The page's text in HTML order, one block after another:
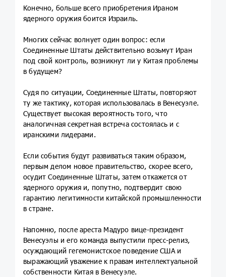
Конечно, больше всего приобретения Ираном
ядерного оружия боится Израиль.
Многих сейчас волнует один вопрос: если
Соединенные Штаты действительно возьмут Иран
под свой контроль, возникнут ли у Китая проблемы
в будущем?
Судя по ситуации, Соединенные Штаты, повторяют
ту же тактику, которая использовалась в Венесуэле.
Существует высокая вероятность того, что
аналогичная секретная встреча состоялась и с
иранскими лидерами.
Если события будут развиваться таким образом,
первым делом новое правительство, скорее всего,
осудит Соединенные Штаты, затем откажется от
ядерного оружия и, попутно, подтвердит свою
гарантию легитимности китайской промышленности
в стране.
Напомню, после ареста Мадуро вице-президент
Венесуэлы и его команда выпустили пресс-релиз,
осуждающий гегемонистское поведение США и
выражающий уважение к правам интеллектуальной
собственности Китая в Венесуэле.